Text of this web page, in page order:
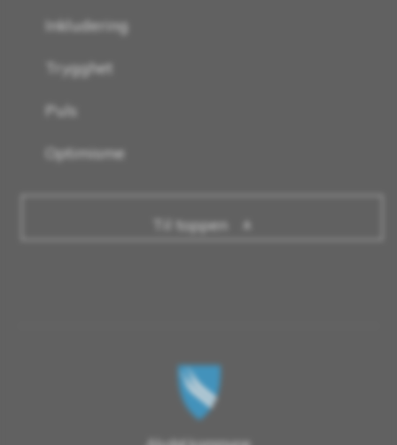
Inkludering
Trygghet
Puls
Optimisme
Til toppen